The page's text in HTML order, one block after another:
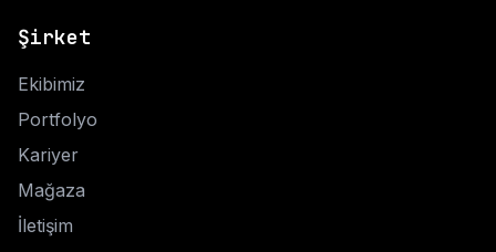
Şirket
Ekibimiz
Portfolyo
Kariyer
Mağaza
İletişim